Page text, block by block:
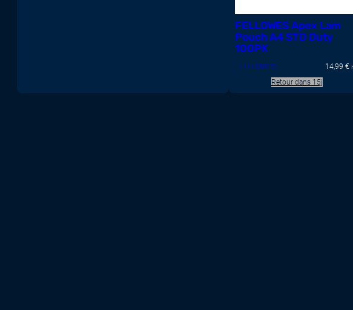
FELLOWES Apex Lam
Pouch A4 STD Duty
100PK
FELLOWES 14,99 €
Retour dans 15j